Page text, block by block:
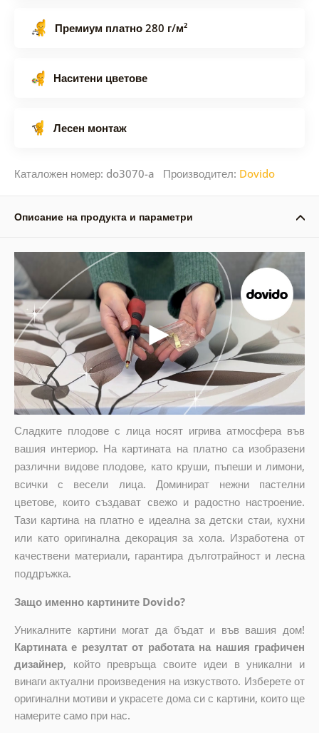
Премиум платно 280 г/м²
Наситени цветове
Лесен монтаж
Каталожен номер: do3070-a Производител: Dovido
Описание на продукта и параметри
Сладките плодове с лица носят игрива атмосфера във
вашия интериор. На картината на платно са изобразени
различни видове плодове, като круши, пъпеши и лимони,
всички с весели лица. Доминират нежни пастелни
цветове, които създават свежо и радостно настроение.
Тази картина на платно е идеална за детски стаи, кухни
или като оригинална декорация за хола. Изработена от
качествени материали, гарантира дълготрайност и лесна
поддръжка.
Защо именно картините Dovido?
Уникалните картини могат да бъдат и във вашия дом!
Картината е резултат от работата на нашия графичен
дизайнер, койтопревръща своите идеи в уникални и
винаги актуални произведения на изкуството. Изберете от
оригинални мотиви и украсете дома си с картини, които ще
намерите само при нас.